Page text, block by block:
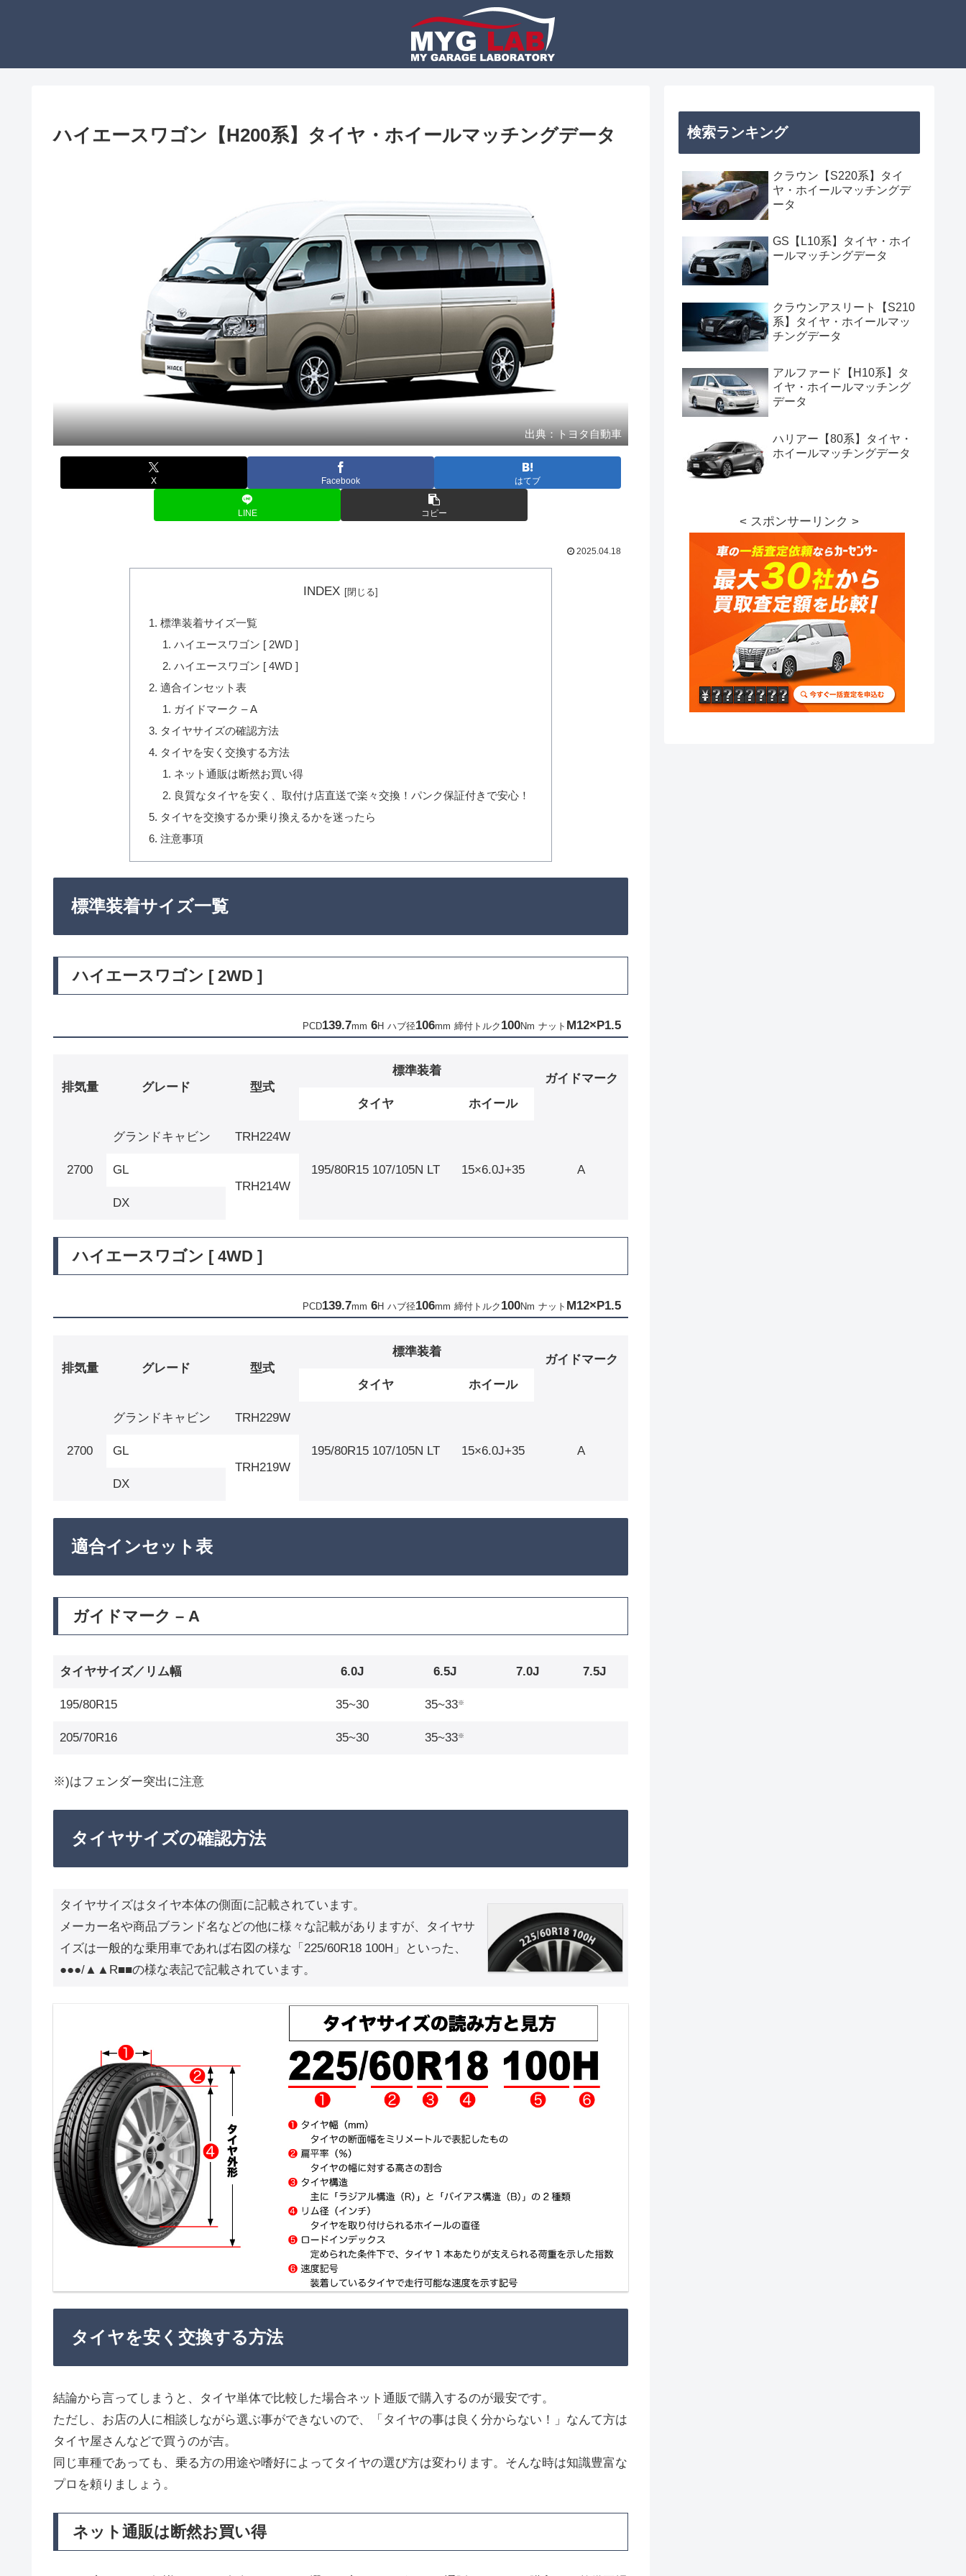
ハイエースワゴン【H200系】タイヤ・ホイールマッチングデータ
出典：トヨタ自動車
X Facebook はてブ
LINE コピー
2025.04.18
INDEX
標準装着サイズ一覧
ハイエースワゴン [ 2WD ]
ハイエースワゴン [ 4WD ]
適合インセット表
ガイドマーク – A
タイヤサイズの確認方法
タイヤを安く交換する方法
ネット通販は断然お買い得
良質なタイヤを安く、取付け店直送で楽々交換！パンク保証付きで安心！
タイヤを交換するか乗り換えるかを迷ったら
注意事項
標準装着サイズ一覧
ハイエースワゴン [ 2WD ]
PCD139.7mm 6H ハブ径106mm 締付トルク 100Nm ナット M12×P1.5
排気量 グレード 型式
標準装着
ガイドマーク
タイヤ
ホイール
2700
グランドキャビン TRH224W
195/80R15 107/105N LT 15×6.0J+35 A
GL
TRH214W
DX
ハイエースワゴン [ 4WD ]
PCD139.7mm 6H ハブ径106mm 締付トルク 100Nm ナット M12×P1.5
排気量 グレード 型式
標準装着
ガイドマーク
タイヤ
ホイール
2700
グランドキャビン TRH229W
195/80R15 107/105N LT 15×6.0J+35 A
GL
TRH219W
DX
適合インセット表
ガイドマーク – A
タイヤサイズ／リム幅 6.0J 6.5J 7.0J 7.5J
195/80R15 35~30 35~33※
205/70R16 35~30 35~33※
※)はフェンダー突出に注意
タイヤサイズの確認方法
タイヤサイズはタイヤ本体の側面に記載されています。
メーカー名や商品ブランド名などの他に様々な記載がありますが、タイヤサ
イズは一般的な乗用車であれば右図の様な「225/60R18 100H」といった、
●●●/▲▲R■■の様な表記で記載されています。
タイヤを安く交換する方法
結論から言ってしまうと、タイヤ単体で比較した場合ネット通販で購入するのが最安です。
ただし、お店の人に相談しながら選ぶ事ができないので、「タイヤの事は良く分からない！」なんて方は
タイヤ屋さんなどで買うのが吉。
同じ車種であっても、乗る方の用途や嗜好によってタイヤの選び方は変わります。そんな時は知識豊富な
プロを頼りましょう。
ネット通販は断然お買い得
検索ランキング
クラウン【S220系】タイ
ヤ・ホイールマッチングデ
ータ
GS【L10系】タイヤ・ホイ
ールマッチングデータ
クラウンアスリート【S210
系】タイヤ・ホイールマッ
チングデータ
アルファード【H10系】タ
イヤ・ホイールマッチング
データ
ハリアー【80系】タイヤ・
ホイールマッチングデータ
< スポンサーリンク >